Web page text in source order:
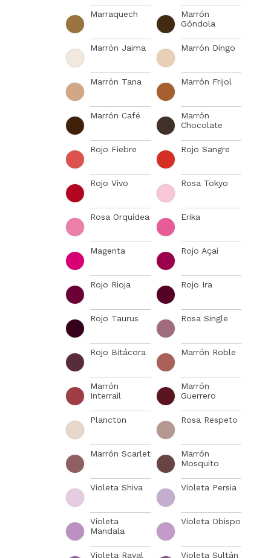
Marraquech
Marrón
Góndola
Marrón Jaima Marrón Dingo
Marrón Tana Marrón Frijol
Marrón Café
Marrón
Chocolate
Rojo Fiebre Rojo Sangre
Rojo Vivo Rosa Tokyo
Rosa Orquídea Erika
Magenta Rojo Açai
Rojo Rioja Rojo Ira
Rojo Taurus Rosa Single
Rojo Bitácora Marrón Roble
Marrón
Interrail
Marrón
Guerrero
Plancton Rosa Respeto
Marrón Scarlet
Marrón
Mosquito
Violeta Shiva Violeta Persia
Violeta
Mandala
Violeta Obispo
Violeta Raval Violeta Sultán